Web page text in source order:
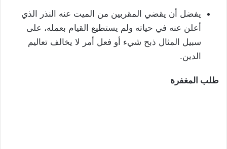
يفضل أن يقضي المقربين من الميت عنه النذر الذي
أعلن عنه في حياته ولم يستطيع القيام بعمله، على
سبيل المثال ذبح شيء أو فعل أمر لا يخالف تعاليم
الدين.
طلب المغفرة